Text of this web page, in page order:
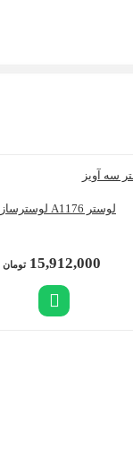
لوستر A1176 لوسترسازان
15,912,000 تومان